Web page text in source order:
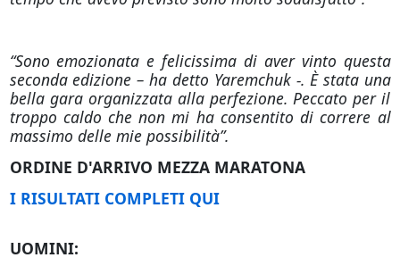
“Sono emozionata e felicissima di aver vinto questa
seconda edizione –ha detto Yaremchuk -. Èstata una
bella gara organizzata alla perfezione. Peccato per il
troppo caldo che non mi ha consentito di correre al
massimo delle mie possibilità”.
ORDINE D'ARRIVO MEZZA MARATONA
I RISULTATI COMPLETI QUI
UOMINI: